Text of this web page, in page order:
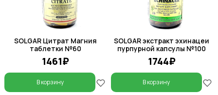
SOLGAR Цитрат Магния
таблетки №60
1461₽
В корзину
SOLGAR экстракт эхинацеи
пурпурной капсулы №100
1744₽
В корзину